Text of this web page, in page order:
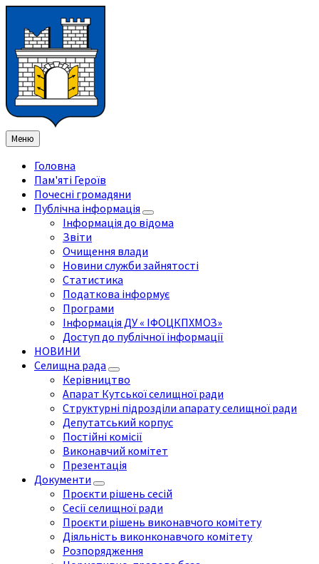
змісту
ліву
бічну
панель
праву
бічну
панель
нижнього
колонтитула
Меню
Головна
Пам'яті Героїв
Почесні громадяни
Публічна інформація
Інформація до відома
Звіти
Очищення влади
Новини служби зайнятості
Статистика
Податкова інформує
Програми
Інформація ДУ « ІФОЦКПХМОЗ»
Доступ до публічної інформації
НОВИНИ
Селищна рада
Керівництво
Апарат Кутської селищної ради
Структурні підрозділи апарату селищної ради
Депутатський корпус
Постійні комісії
Виконавчий комітет
Презентація
Документи
Проєкти рішень сесій
Сесії селищної ради
Проєкти рішень виконавчого комітету
Діяльність виконконавчого комітету
Розпорядження